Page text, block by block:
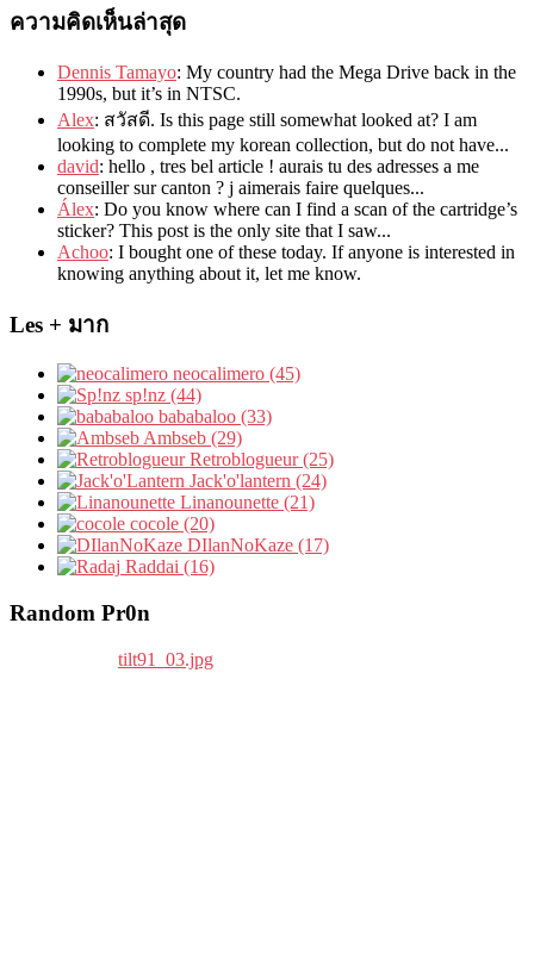
ความคิดเห็นล่าสุด
Dennis Tamayo: My country had the Mega Drive back in the
1990s, but it’s in NTSC.
Alex: สวัสดี. Is this page still somewhat looked at? I am
looking to complete my korean collection, but do not have...
david: hello , tres bel article ! aurais tu des adresses a me
conseiller sur canton ? j aimerais faire quelques...
Álex: Do you know where can I find a scan of the cartridge’s
sticker? This post is the only site that I saw...
Achoo: I bought one of these today. If anyone is interested in
knowing anything about it, let me know.
Les + มาก
neocalimero (45)
sp!nz (44)
bababaloo (33)
Ambseb (29)
Retroblogueur (25)
Jack'o'lantern (24)
Linanounette (21)
cocole (20)
DIlanNoKaze (17)
Raddai (16)
Random Pr0n